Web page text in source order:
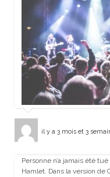
il y a 3 mois et 3
Personne n’a jamais été
Hamlet. Dans la version de